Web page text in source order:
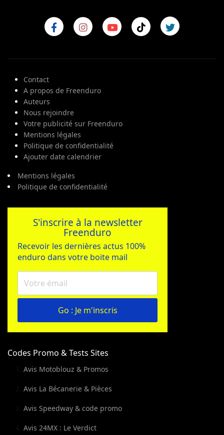
Contact
A propos de Freenduro
Auteurs
Nous rejoindre
Votre publicité sur Freenduro
Mentions légales
Politique de confidentialité
Ajouter date calendrier
Mentions légales
Politique de confidentialité
S'inscrire à la newsletter
Freenduro
Recevoir les dernières actus 100%
enduro dans votre boite mail
Go : Je m'inscris
Codes Promo & Tests Sites
Avis Motoblouz & Promos
Avis La Bécanerie & Pièces
Avis Speedway & code promo
Avis 24MX : Le Verdict